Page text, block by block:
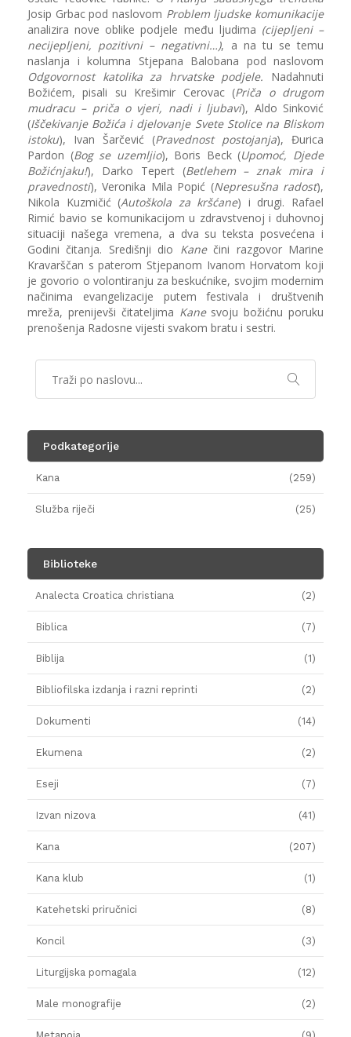
Josip Grbac pod naslovom Problem ljudske komunikacije
analizira nove oblike podjele među ljudima (cijepljeni –
necijepljeni, pozitivni – negativni…), a na tu se temu
naslanja i kolumna Stjepana Balobana pod naslovom
Odgovornost katolika za hrvatske podjele. Nadahnuti
Božićem, pisali su Krešimir Cerovac (Priča o drugom
mudracu – priča o vjeri, nadi i ljubavi), Aldo Sinković
(Iščekivanje Božića i djelovanje Svete Stolice na Bliskom
istoku), Ivan Šarčević (Pravednost postojanja), Đurica
Pardon (Bog se uzemljio), Boris Beck (Upomoć, Djede
Božićnjaku!), Darko Tepert (Betlehem – znak mira i
pravednosti), Veronika Mila Popić (Nepresušna radost),
Nikola Kuzmičić (Autoškola za kršćane) i drugi. Rafael
Rimić bavio se komunikacijom u zdravstvenoj i duhovnoj
situaciji našega vremena, a dva su teksta posvećena i
Godini čitanja. Središnji dio Kanečini razgovor Marine
Kravarščan s paterom Stjepanom Ivanom Horvatom koji
je govorio o volontiranju za beskućnike, svojim modernim
načinima evangelizacije putem festivala i društvenih
mreža, prenijevši čitateljima Kanesvoju božićnu poruku
prenošenja Radosne vijesti svakom bratu i sestri.
Podkategorije
Kana (259)
Služba riječi (25)
Biblioteke
Analecta Croatica christiana (2)
Biblica (7)
Biblija (1)
Bibliofilska izdanja i razni reprinti (2)
Dokumenti (14)
Ekumena (2)
Eseji (7)
Izvan nizova (41)
Kana (207)
Kana klub (1)
Katehetski priručnici (8)
Koncil (3)
Liturgijska pomagala (12)
Male monografije (2)